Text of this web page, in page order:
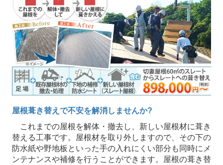
屋根葺き替えで不安を解消しませんか?
これまでの屋根を解体・撤去し、新しい屋根材に葺き
替える工事です。屋根材を取り外しますので、その下の
防水紙や野地板といった手の入れにくい部分も同時にメ
ンテナンスや補修を行うことができます。屋根の葺き替